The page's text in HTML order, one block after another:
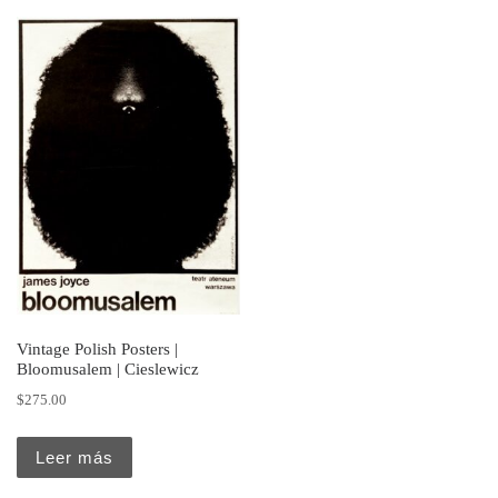
Vintage Polish Posters |
Bloomusalem | Cieslewicz
$275.00
Leer más